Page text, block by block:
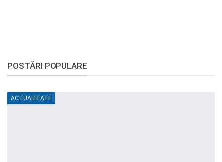
POSTĂRI POPULARE
ACTUALITATE